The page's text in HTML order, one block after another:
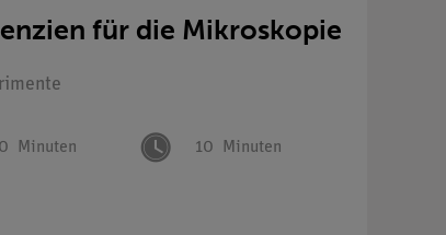
für die Mikroskopie
Minuten 10 Minuten